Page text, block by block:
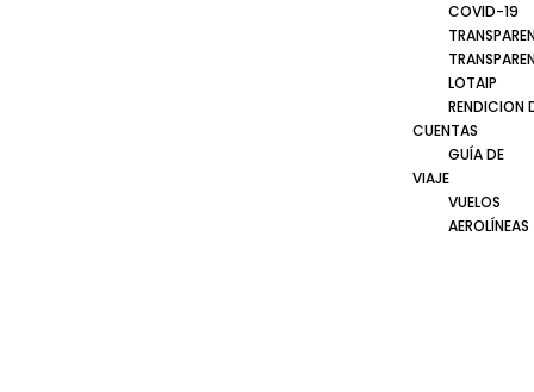
COVID-19
LOTAIP
RENDICION
CUENTAS
GUÍA DE
VIAJE
VUELOS
AEROLÍNEAS